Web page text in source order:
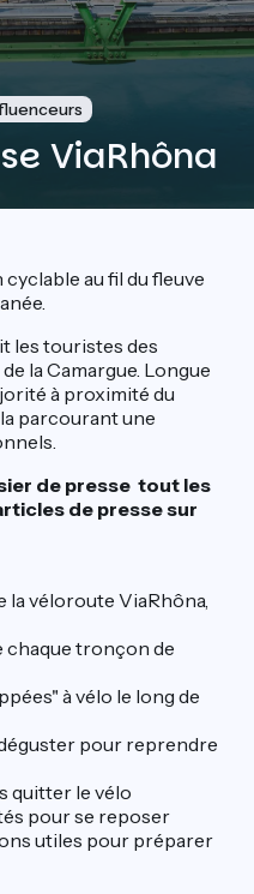
ViaRhôna
cyclable au fil du fleuve
les touristes des
la Camargue. Longue
à proximité du
parcourant une
de presse tout les
de presse sur
la véloroute ViaRhôna,
chaque tronçon de
à vélo le long de
déguster pour reprendre
quitter le vélo
pour se reposer
utiles pour préparer